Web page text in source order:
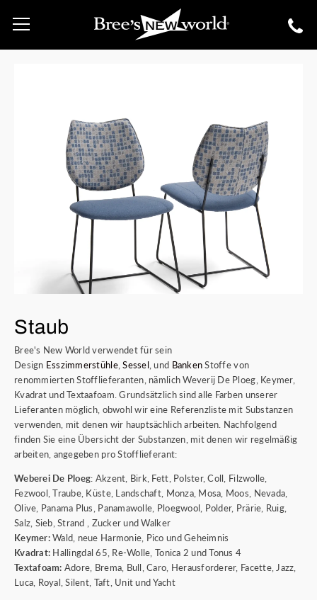
Staub
Bree's New World verwendet für sein
Design Esszimmerstühle,Sessel, und BankenStoffe von
renommierten Stofflieferanten, nämlich Weverij De Ploeg, Keymer,
Kvadrat und Textaafoam. Grundsätzlich sind alle Farben unserer
Lieferanten möglich, obwohl wir eine Referenzliste mit Substanzen
verwenden, mit denen wir hauptsächlich arbeiten. Nachfolgend
finden Sie eine Übersicht der Substanzen, mit denen wir regelmäßig
arbeiten, angegeben pro Stofflieferant:
Weberei De Ploeg: Akzent, Birk, Fett, Polster, Coll, Filzwolle,
Fezwool, Traube, Küste, Landschaft, Monza, Mosa, Moos, Nevada,
Olive, Panama Plus, Panamawolle, Ploegwool, Polder, Prärie, Ruig,
Salz, Sieb, Strand , Zucker und Walker
Keymer:Wald, neue Harmonie, Pico und Geheimnis
Kvadrat: Hallingdal 65, Re-Wolle, Tonica 2 und Tonus 4
Textafoam: Adore, Brema, Bull, Caro, Herausforderer, Facette, Jazz,
Luca, Royal, Silent, Taft, Unit und Yacht